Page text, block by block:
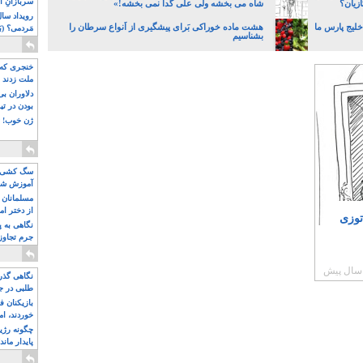
شاه می بخشه ولی علی گدا نمی بخشه!»
خلیج پارس ما
هشت ماده خوراکی بَرای پیشگیری از اَنواع سرطان را
بشناسیم
مَردمی؟
خنجری
ملت زدند
دلاوران
بودن در
ژن خوب!
سگ
آموزش
بیشتر
از دختر
مسلمان
نگاهی به
جرم
آویز شدند!
نگاهی
طلبی در
بازیکنان
خوردند،
چگونه
پایدار